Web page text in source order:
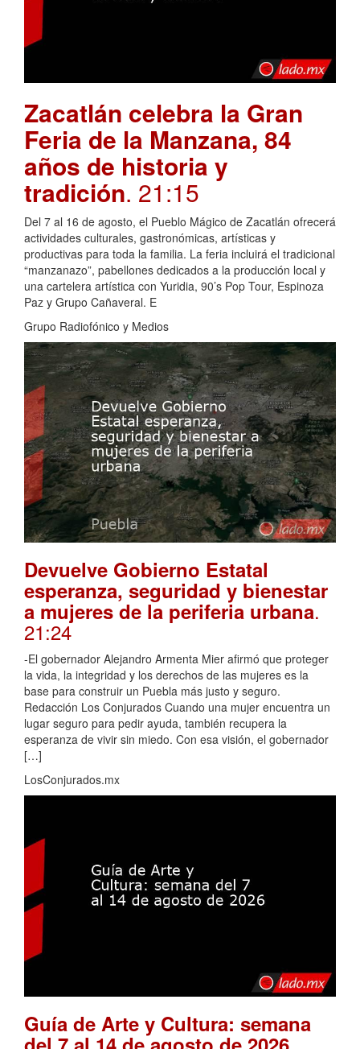
Zacatlán celebra la Gran
Feria de la Manzana, 84
años de historia y
tradición. 21:15
Del 7 al 16 de agosto, el Pueblo Mágico de Zacatlán ofrecerá
actividades culturales, gastronómicas, artísticas y
productivas para toda la familia. La feria incluirá el tradicional
“manzanazo”, pabellones dedicados a la producción local y
una cartelera artística con Yuridia, 90’s Pop Tour, Espinoza
Paz y Grupo Cañaveral. E
Grupo Radiofónico y Medios
Devuelve Gobierno Estatal
esperanza, seguridad y bienestar
a mujeres de la periferia urbana.
21:24
-El gobernador Alejandro Armenta Mier afirmó que proteger
la vida, la integridad y los derechos de las mujeres es la
base para construir un Puebla más justo y seguro.
Redacción Los Conjurados Cuando una mujer encuentra un
lugar seguro para pedir ayuda, también recupera la
esperanza de vivir sin miedo. Con esa visión, el gobernador
[…]
LosConjurados.mx
Guía de Arte y Cultura: semana